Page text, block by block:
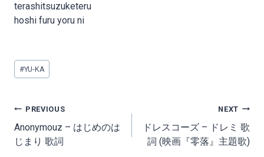
terashitsuzuketeru
hoshi furu yoru ni
Post
Tags:
#YU-KA
Post
navigation
PREVIOUS
Anonymouz – はじめのは
じまり 歌詞
NEXT
ドレスコーズ – ドレミ 歌
詞 (映画『零落』主題歌)